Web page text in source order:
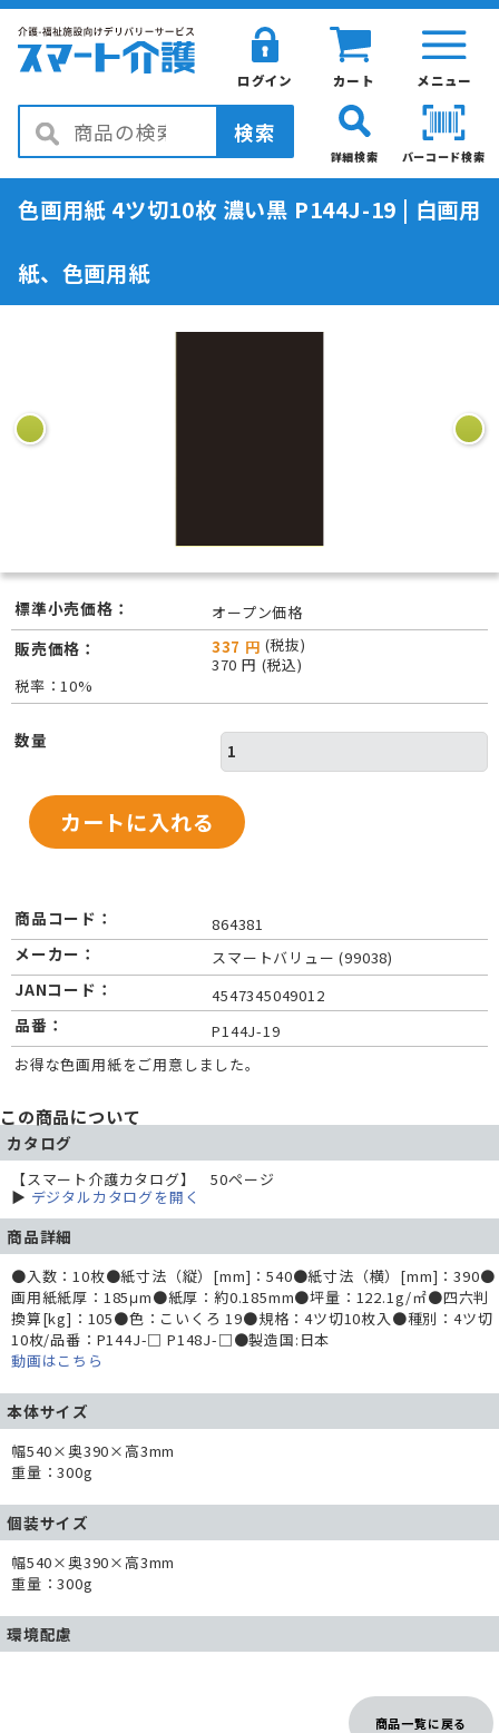
メニュー
カート
ログイン
検索
バーコード検索
詳細検索
色画用紙 4ツ切10枚 濃い黒 P144J-19 | 白画用
紙、色画用紙
標準小売価格： オープン価格
販売価格： 337 円 (税抜)
370 円 (税込)
税率：10%
数量
商品コード： 864381
メーカー： スマートバリュー (99038)
JANコード： 4547345049012
品番：
P144J-19
お得な色画用紙をご用意しました。
この商品について
カタログ
【スマート介護カタログ】 50ページ
▶ デジタルカタログを開く
商品詳細
●入数：10枚●紙寸法（縦）[mm]：540●紙寸法（横）[mm]：390●
画用紙紙厚：185μm●紙厚：約0.185mm●坪量：122.1g/㎡●四六判
換算[kg]：105●色：こいくろ 19●規格：4ツ切10枚入●種別：4ツ切
10枚/品番：P144J-□ P148J-□●製造国:日本
動画はこちら
本体サイズ
幅540×奥390×高3mm
重量：300g
個装サイズ
幅540×奥390×高3mm
重量：300g
環境配慮
商品一覧に戻る